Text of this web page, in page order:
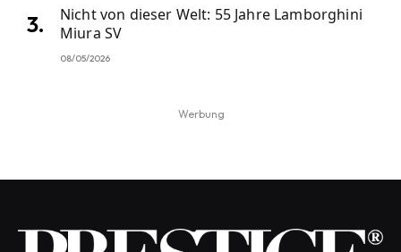
Nicht von dieser Welt: 55 Jahre Lamborghini
Miura SV
08/05/2026
Werbung